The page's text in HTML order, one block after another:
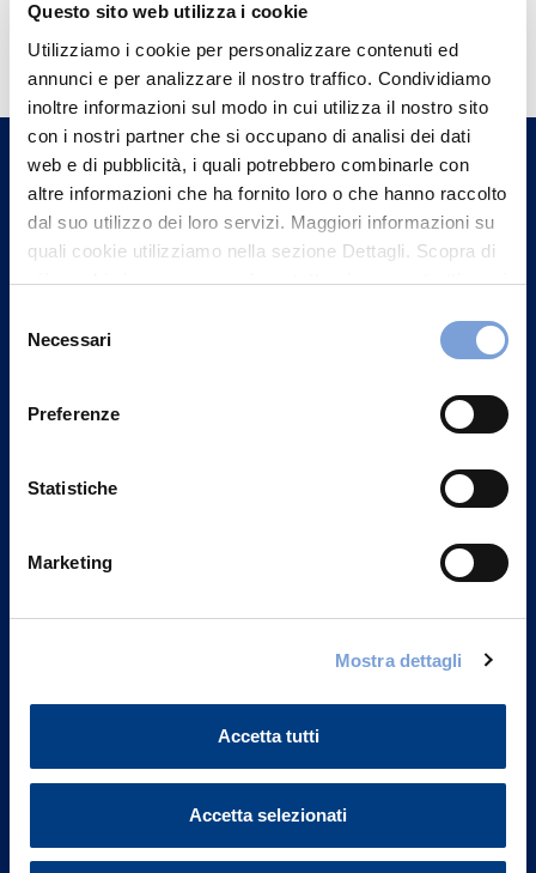
Questo sito web utilizza i cookie
Utilizziamo i cookie per personalizzare contenuti ed
annunci e per analizzare il nostro traffico. Condividiamo
inoltre informazioni sul modo in cui utilizza il nostro sito
con i nostri partner che si occupano di analisi dei dati
web e di pubblicità, i quali potrebbero combinarle con
altre informazioni che ha fornito loro o che hanno raccolto
dal suo utilizzo dei loro servizi. Maggiori informazioni su
quali cookie utilizziamo nella sezione Dettagli. Scopra di
più su chi siamo, come può contattarci e come trattiamo i
può trovare nel footer del sito nella sezione "Informativa
delNecessari
Preferenze
Statistiche
Marketing
Mostra dettagli
Accetta tutti
Accetta selezionati
Hai bisogno di
informazioni?
Trova l'Agenzia più vicina a te e parla con
un nostro Agente.
Contattaci
Vittoria Assicurazioni S.p.A.
Governance